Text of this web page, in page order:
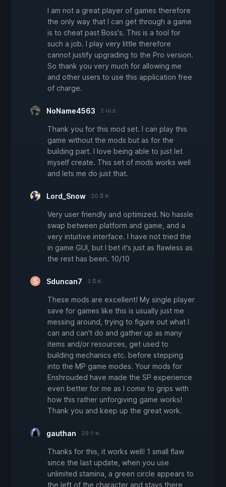
I am not a great player of games therefore
the only way that I can get through a game
is to cheat past Boss's. This is a tool for
such a job. I play very little therefore
cannot justify upgrading to the Pro version.
So thank you very much for allowing me
and other users to use this application free
of charge.
NoName4563 2 เม.ย.
Thank you for this mod set. I can play this
game without the mods but as for the
building part. I love being able to just let
myself create. This set of mods works well
and lets me do just that.
Lord_Snow 20 มี.ค.
Very user friendly and optimized. No hassle
swap between platform and game, and a
very intuitive interface. I have not tried the
in game GUI, but I bet it's just as flawless as
the rest has been. 10/10
Sduncan7 3 มี.ค.
These mods are excellent! My single player
save for games like this is usually just me
messing around, trying to figure out what I
can and can't do and gather up as many
items and/or resources, get used to
building mechanics etc. before stepping
into the MP game modes. Your mods for
Enshrouded have made the SP experience
even better for me as I come to grips with
how this rather unforgiving game works!
Thank you and keep up the great work.
gauthan 29 ก.พ.
Thanks for this, it works well! 1 small flaw
since the last update, when you use
unlimited stamina, a green circle appears to
the left of the character and stays there